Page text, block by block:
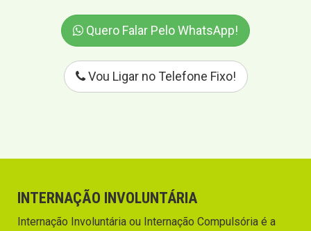
Quero Falar Pelo WhatsApp!
Vou Ligar no Telefone Fixo!
INTERNAÇÃO INVOLUNTÁRIA
Internação Involuntária ou Internação Compulsória é a